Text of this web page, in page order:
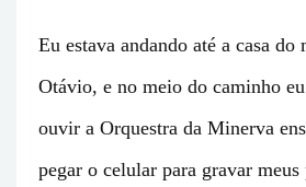
Eu estava andando até a casa do
Otávio, e no meio do caminho
ouvir a Orquestra da Minerva
pegar o celular para gravar meus